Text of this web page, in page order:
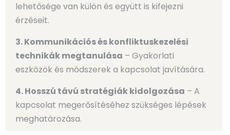
lehetősége van külön és együtt is kifejezni
érzéseit.
3. Kommunikációs és konfliktuskezelési
technikák megtanulása – Gyakorlati
eszközök és módszerek a kapcsolat javítására.
4. Hosszú távú stratégiák kidolgozása – A
kapcsolat megerősítéséhez szükséges lépések
meghatározása.